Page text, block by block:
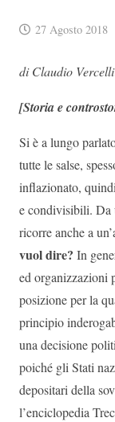
27 Agosto 2018
di Claudio Vercelli
[Storia e
Si è a lungo
tutte le salse,
inflazionato,
e condivisibili. Da
ricorre anche a
vuol dire? In
ed organizzazioni
posizione per la
principio
una decisione
poiché gli Stati
depositari della
l’enciclopedia